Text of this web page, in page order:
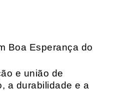
Boa Esperança do
e união de
a durabilidade e a